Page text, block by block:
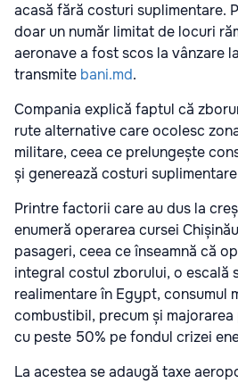
acasă fără costuri suplimentare.
doar un număr limitat de locuri
aeronave a fost scos la vânzare
transmite bani.md.
Compania explică faptul că
rute alternative care ocolesc
militare, ceea ce prelungește
și generează costuri
Printre factorii care au dus la
enumeră operarea cursei
pasageri, ceea ce înseamnă că
integral costul zborului, o escală
realimentare în Egypt, consumul
combustibil, precum și
cu peste 50% pe fondul crizei
La acestea se adaugă taxe